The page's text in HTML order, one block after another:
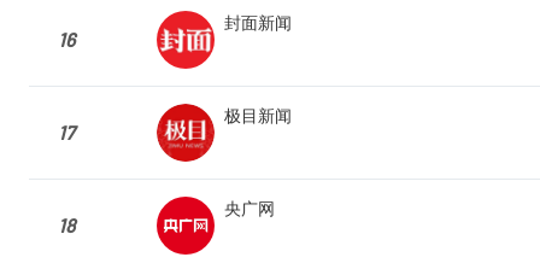
16
封面新闻
17
极目新闻
18
央广网